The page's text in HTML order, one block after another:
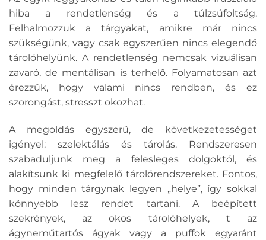
hiba a rendetlenség és a túlzsúfoltság.
Felhalmozzuk a tárgyakat, amikre már nincs
szükségünk, vagy csak egyszerűen nincs elegendő
tárolóhelyünk. A rendetlenség nemcsak vizuálisan
zavaró, de mentálisan is terhelő. Folyamatosan azt
érezzük, hogy valami nincs rendben, és ez
szorongást, stresszt okozhat.
A megoldás egyszerű, de következetességet
igényel: szelektálás és tárolás. Rendszeresen
szabaduljunk meg a felesleges dolgoktól, és
alakítsunk ki megfelelő tárolórendszereket. Fontos,
hogy minden tárgynak legyen „helye”, így sokkal
könnyebb lesz rendet tartani. A beépített
szekrények, az okos tárolóhelyek, t az
ágyneműtartós ágyak vagy a puffok egyaránt